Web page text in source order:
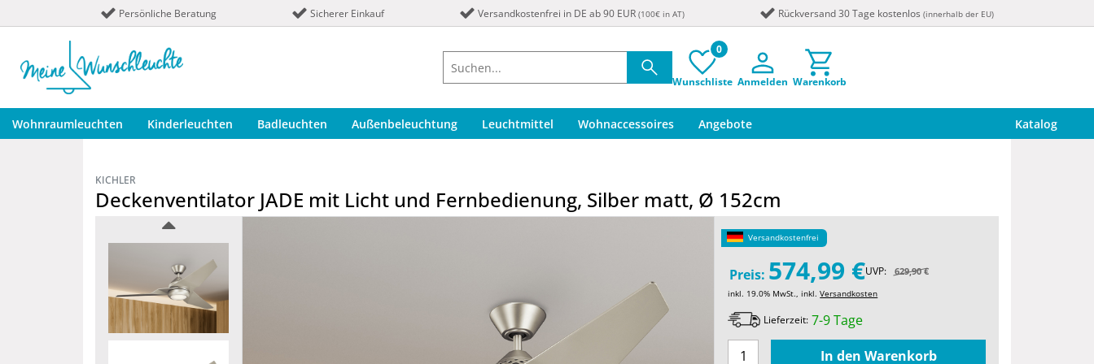
Persönliche Beratung Sicherer Einkauf Versandkostenfrei in DE ab 90 EUR (100€ in AT) Rückversand 30 Tage kostenlos (innerhalb der EU)
0
Wunschliste Anmelden Warenkorb
Wohnraumleuchten Kinderleuchten Badleuchten Außenbeleuchtung Leuchtmittel Wohnaccessoires Angebote Katalog
KICHLER
Deckenventilator JADE mit Licht und Fernbedienung, Silber matt, Ø 152cm
Versandkostenfrei
Preis: 574,99 €UVP: 629,90 €
inkl. 19.0% MwSt., inkl.Versandkosten
Lieferzeit: 7-9 Tage